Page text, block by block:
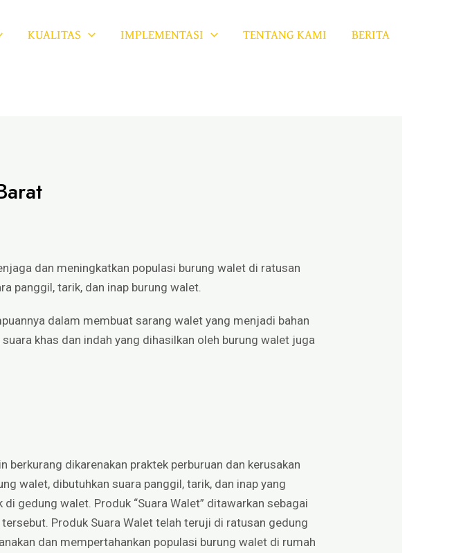
KUALITAS IMPLEMENTASI TENTANG KAMI BERITA
dan meningkatkan populasi burung walet di ratusan
panggil, tarik, dan inap burung walet.
dalam membuat sarang walet yang menjadi bahan
khas dan indah yang dihasilkan oleh burung walet juga
dikarenakan praktek perburuan dan kerusakan
walet, dibutuhkan suara panggil, tarik, dan inap yang
gedung walet. Produk “Suara Walet” ditawarkan sebagai
Produk Suara Walet telah teruji di ratusan gedung
dan mempertahankan populasi burung walet di rumah